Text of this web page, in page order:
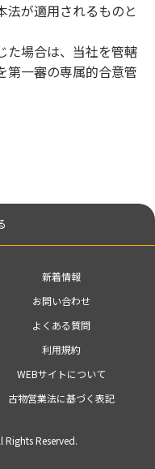
が適用されるものと
場合は、当社を管轄
第一審の専属的合意管
新着情報
お問い合わせ
よくある質問
利用規約
WEBサイトについて
古物営業法に基づく表記
Reserved.